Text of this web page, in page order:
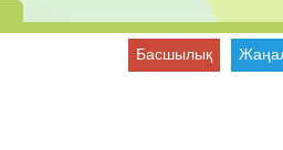
Басшылық